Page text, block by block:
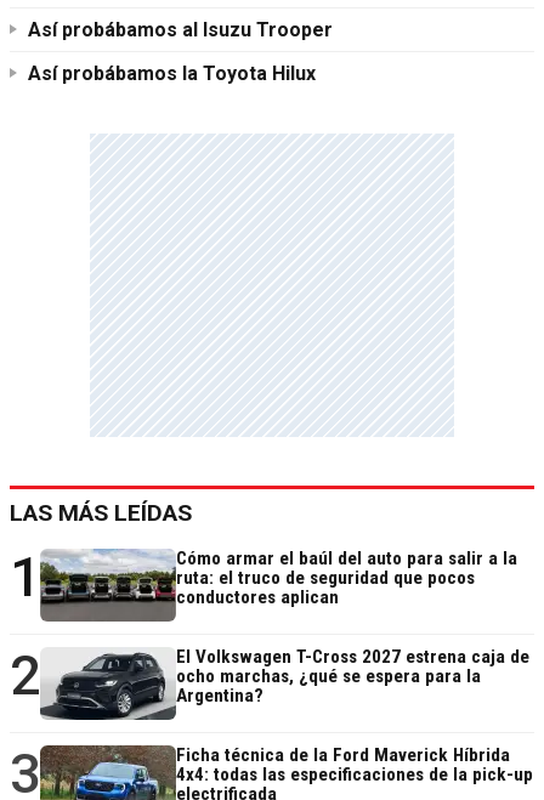
Así probábamos al Isuzu Trooper
Así probábamos la Toyota Hilux
LAS MÁS LEÍDAS
1
Cómo armar el baúl del auto para salir a la
ruta: el truco de seguridad que pocos
conductores aplican
2
El Volkswagen T-Cross 2027 estrena caja de
ocho marchas, ¿qué se espera para la
Argentina?
3
Ficha técnica de la Ford Maverick Híbrida
4x4: todas las especificaciones de la pick-up
electrificada